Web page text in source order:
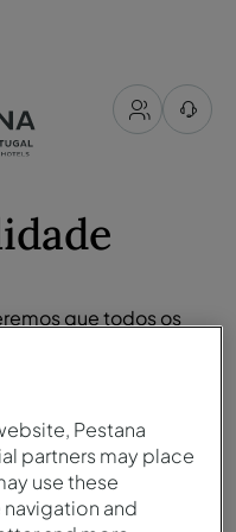
que todos os
adequada e
garantir uma
todos ao respeitar
de conteúdo da
Pestana
partners may place
use these
and